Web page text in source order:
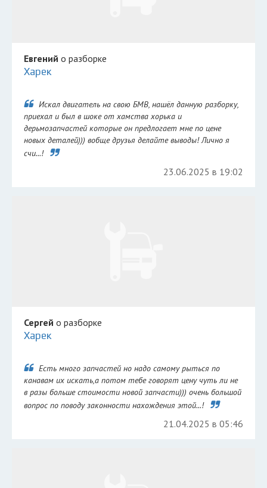
Евгений о разборке
Харек
Искал двигатель на свою БМВ, нашёл данную разборку,
приехал и был в шоке от хамства хорька и
дерьмозапчастей которые он предлогает мне по цене
новых деталей))) вобще друзья делайте выводы! Лично я
счи...!
23.06.2025 в 19:02
Сергей о разборке
Харек
Есть много запчастей но надо самому рыться по
канавам их искать,а потом тебе говорят цену чуть ли не
в разы больше стоимости новой запчасти))) очень большой
вопрос по поводу законности нахождения этой...!
21.04.2025 в 05:46